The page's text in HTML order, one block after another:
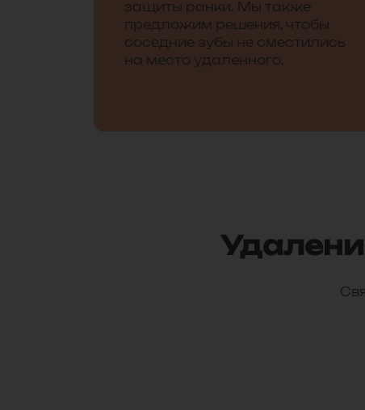
защиты ранки. Мы также
предложим решения, чтобы
соседние зубы не сместились
на место удаленного.